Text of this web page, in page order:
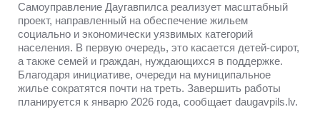
Самоуправление Даугавпилса реализует масштабный
проект, направленный на обеспечение жильем
социально и экономически уязвимых категорий
населения. В первую очередь, это касается детей-сирот,
а также семей и граждан, нуждающихся в поддержке.
Благодаря инициативе, очереди на муниципальное
жилье сократятся почти на треть. Завершить работы
планируется к январю 2026 года, сообщает daugavpils.lv.